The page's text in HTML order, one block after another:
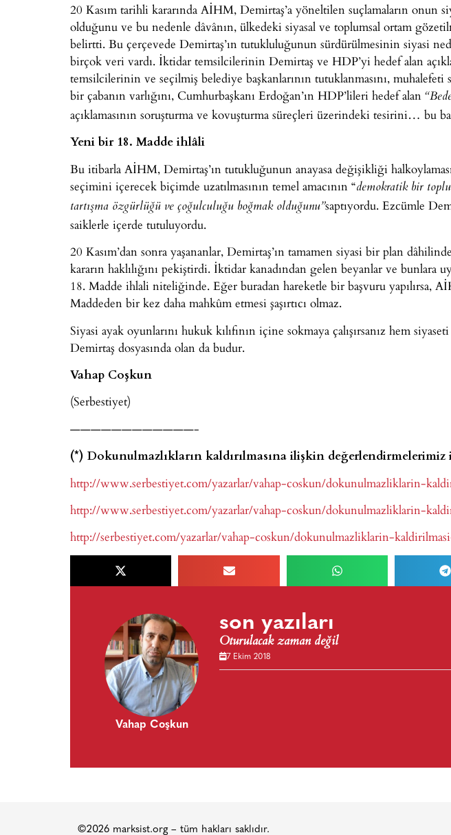
20 Kasım tarihli kararında AİHM, Demirtaş’a yöneltilen suçlamaların onun
olduğunu ve bu nedenle dâvânın, ülkedeki siyasal ve toplumsal ortam
belirtti. Bu çerçevede Demirtaş’ın tutukluluğunun sürdürülmesinin siyasi
birçok veri vardı. İktidar temsilcilerinin Demirtaş ve HDP’yi hedef alan
temsilcilerinin ve seçilmiş belediye başkanlarının tutuklanmasını,
bir çabanın varlığını, Cumhurbaşkanı Erdoğan’ın HDP’lileri hedef alan
açıklamasının soruşturma ve kovuşturma süreçleri üzerindeki tesirini… bu
Yeni bir 18. Madde ihlâli
Bu itibarla AİHM, Demirtaş’ın tutukluğunun anayasa değişikliği
seçimini içerecek biçimde uzatılmasının temel amacının “demokratik bir
tartışma özgürlüğü ve çoğulculuğu boğmak olduğunu”saptıyordu. Ezcümle
saiklerle içerde tutuluyordu.
20 Kasım’dan sonra yaşananlar, Demirtaş’ın tamamen siyasi bir plan
kararın haklılığını pekiştirdi. İktidar kanadından gelen beyanlar ve
18. Madde ihlali niteliğinde. Eğer buradan hareketle bir başvuru yapılırsa,
Maddeden bir kez daha mahkûm etmesi şaşırtıcı olmaz.
Siyasi ayak oyunlarını hukuk kılıfının içine sokmaya çalışırsanız hem
Demirtaş dosyasında olan da budur.
Vahap Coşkun
(Serbestiyet)
————————————-
(*) Dokunulmazlıkların kaldırılmasına ilişkin değerlendirmelerimiz
http://www.serbestiyet.com/yazarlar/vahap-coskun/dokunulmazliklarin-
http://www.serbestiyet.com/yazarlar/vahap-coskun/dokunulmazliklarin-
http://serbestiyet.com/yazarlar/vahap-coskun/dokunulmazliklarin-
Vahap Coşkun
son yazıları
Oturulacak zaman değil
7 Ekim 2018
©2026 marksist.org – tüm hakları saklıdır.